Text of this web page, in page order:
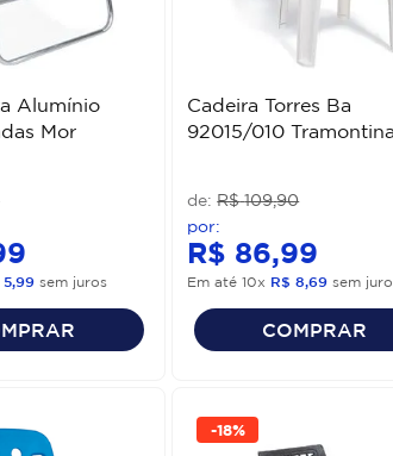
Alumínio
Mor
5,99 sem juros
Cadeira Torres Ba
92015/010 Tramontina
R$ 109,90
R$ 86,99
Em até10x R$ 8,69 sem
COMPRAR
-18%